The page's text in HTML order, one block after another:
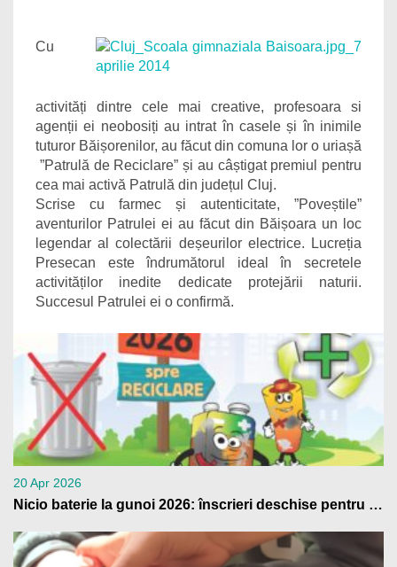
Cu
activități dintre cele mai creative, profesoara si
agenții ei neobosiți au intrat în casele și în inimile
tuturor Băișorenilor, au făcut din comuna lor o uriașă
”Patrulă de Reciclare” și au câștigat premiul pentru
cea mai activă Patrulă din județul Cluj.
Scrise cu farmec și autenticitate, ”Poveștile”
aventurilor Patrulei ei au făcut din Băișoara un loc
legendar al colectării deșeurilor electrice. Lucreția
Presecan este îndrumătorul ideal în secretele
activităților inedite dedicate protejării naturii.
Succesul Patrulei ei o confirmă.
20 Apr 2026
Nicio baterie la gunoi 2026: înscrieri deschise pentru școli